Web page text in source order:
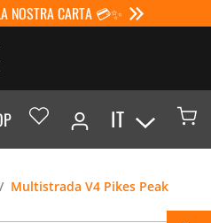
NOSTRA CARTA 💳✨
IT
Multistrada V4 Pikes Peak